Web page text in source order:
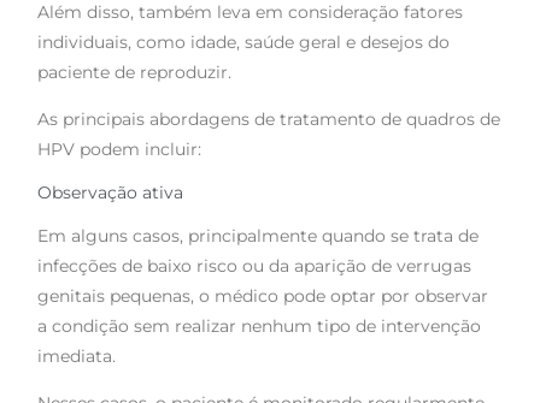
Além disso, também leva em consideração fatores
individuais, como idade, saúde geral e desejos do
paciente de reproduzir.
As principais abordagens de tratamento de quadros de
HPV podem incluir:
Observação ativa
Em alguns casos, principalmente quando se trata de
infecções de baixo risco ou da aparição de verrugas
genitais pequenas, o médico pode optar por observar
a condição sem realizar nenhum tipo de intervenção
imediata.